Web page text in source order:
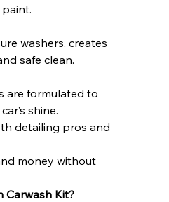
washers, creates
safe clean.
are formulated to
shine.
detailing pros and
money without
Carwash Kit?